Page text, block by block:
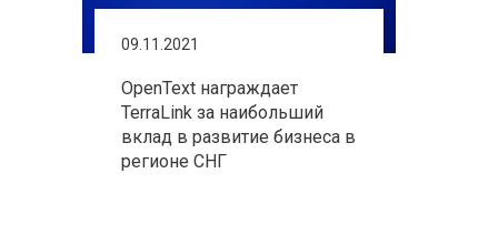
09.11.2021
OpenText награждает
TerraLink за наибольший
вклад в развитие бизнеса в
регионе СНГ